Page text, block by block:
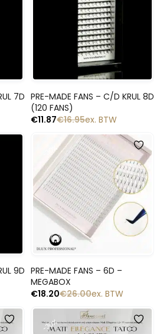
7D
Snelle blik
PRE-MADE FANS – C/D KRUL 8D
(120 FANS)
€16.95
€11.87 ex. BTW
9D
-30%
Snelle blik
PRE-MADE FANS – 6D –
MEGABOX
€26.00
€18.20 ex. BTW
-30%